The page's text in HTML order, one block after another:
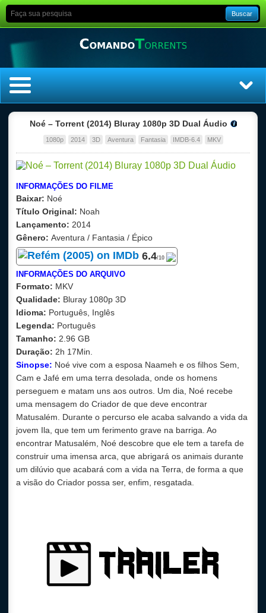
Buscar
Top Filmes
Top Séries
Legendado
Noé – Torrent (2014) Bluray 1080p 3D Dual Áudio
1080p 2014 3D Aventura Fantasia IMDB-6.4 MKV
INFORMAÇÕES DO FILME
Baixar: Noé
Título Original: Noah
Lançamento: 2014
Gênero: Aventura / Fantasia / Épico
6.4/10
INFORMAÇÕES DO ARQUIVO
Formato: MKV
Qualidade: Bluray 1080p 3D
Idioma: Português, Inglês
Legenda: Português
Tamanho: 2.96 GB
Duração: 2h 17Min.
Sinopse: Noé vive com a esposa Naameh e os filhos Sem,
Cam e Jafé em uma terra desolada, onde os homens
perseguem e matam uns aos outros. Um dia, Noé recebe
uma mensagem do Criador de que deve encontrar
Matusalém. Durante o percurso ele acaba salvando a vida da
jovem Ila, que tem um ferimento grave na barriga. Ao
encontrar Matusalém, Noé descobre que ele tem a tarefa de
construir uma imensa arca, que abrigará os animais durante
um dilúvio que acabará com a vida na Terra, de forma a que
a visão do Criador possa ser, enfim, resgatada.